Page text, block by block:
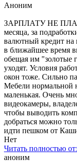
Аноним
ЗАРПЛАТУ НЕ
месяца, за
валютный кредит на
в ближайшее время
обещая им "золотые
уходят. Условия
окон тоже. Сильно
Мебели нормальной
маленькая. Очень
видеокамеры,
чтобы выводить
добраться можно
идти пешком от
Нет
Читать полностью
аноним